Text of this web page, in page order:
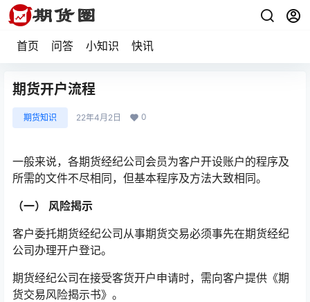
首页 问答 小知识 快讯
期货开户流程
期货知识 22年4月2日 0
一般来说，各期货经纪公司会员为客户开设账户的程序及
所需的文件不尽相同，但基本程序及方法大致相同。
（一） 风险揭示
客户委托期货经纪公司从事期货交易必须事先在期货经纪
公司办理开户登记。
期货经纪公司在接受客货开户申请时，需向客户提供《期
货交易风险揭示书》。